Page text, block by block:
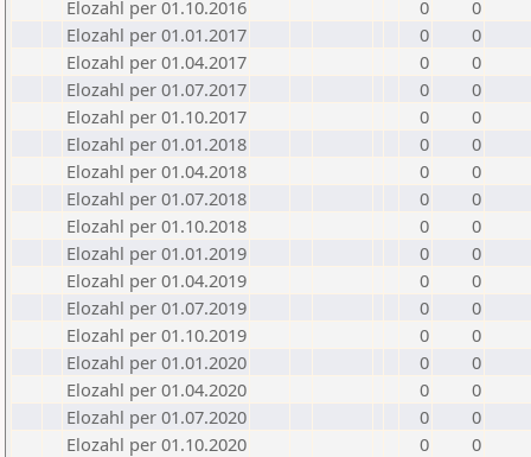
Elozahl per 01.10.2016
0
0
Elozahl per 01.01.2017
0
0
Elozahl per 01.04.2017
0
0
Elozahl per 01.07.2017
0
0
Elozahl per 01.10.2017
0
0
Elozahl per 01.01.2018
0
0
Elozahl per 01.04.2018
0
0
Elozahl per 01.07.2018
0
0
Elozahl per 01.10.2018
0
0
Elozahl per 01.01.2019
0
0
Elozahl per 01.04.2019
0
0
Elozahl per 01.07.2019
0
0
Elozahl per 01.10.2019
0
0
Elozahl per 01.01.2020
0
0
Elozahl per 01.04.2020
0
0
Elozahl per 01.07.2020
0
0
Elozahl per 01.10.2020
0
0